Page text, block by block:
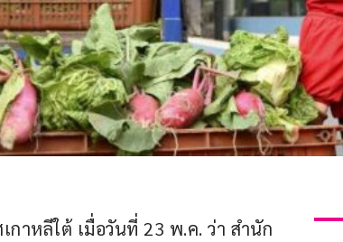
กาหลีใต้ เมื่อวันที่ 23 พ.ค. ว่า สำนัก